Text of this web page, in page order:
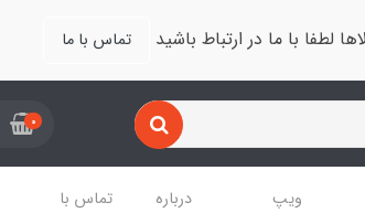
لطفا با ما در ارتباط باشید تماس با ما
0
ویپ
درباره
تماس با